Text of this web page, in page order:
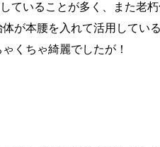
ていることが多く、また老
が本腰を入れて活用してい
くちゃ綺麗でしたが！